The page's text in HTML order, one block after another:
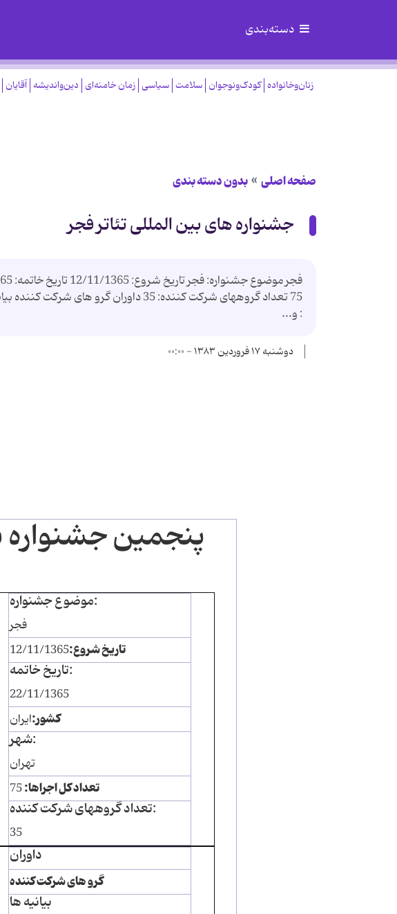
دسته‌بندی
زنان‌وخانواده کودک‌ونوجوان سلامت سیاسی زمان خامنه‌ای دین‌واندیشه آقایان
صفحه اصلی بدون دسته بندی
جشنواره های بین المللی تئاتر فجر
75 تعداد گروههای شرکت کننده: 35 داوران
: و...
دوشنبه ۱۷ فروردین ۱۳۸۳ - ۰۰:۰۰
پنجمین جشنواره
موضوع جشنواره:
فجر
تاریخ شروع:12/11/1365
تاریخ خاتمه:
22/11/1365
کشور:ایران
شهر:
تهران
تعداد کل اجراها:75
تعداد گروههای شرکت کننده:
35
داوران
گرو های شرکت کننده
بیانیه ها